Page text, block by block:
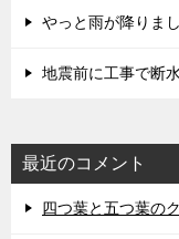
やっと雨が降りま
地震前に工事で断
最近のコメント
四つ葉と五つ葉の